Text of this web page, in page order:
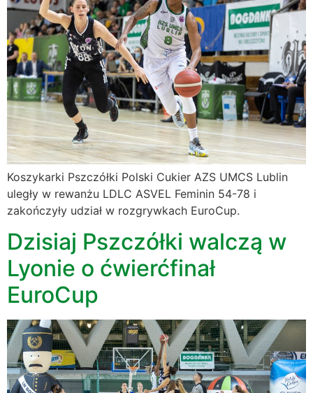
Koszykarki Pszczółki Polski Cukier AZS UMCS Lublin
uległy w rewanżu LDLC ASVEL Feminin 54-78 i
zakończyły udział w rozgrywkach EuroCup.
Dzisiaj Pszczółki walczą w
Lyonie o ćwierćfinał
EuroCup